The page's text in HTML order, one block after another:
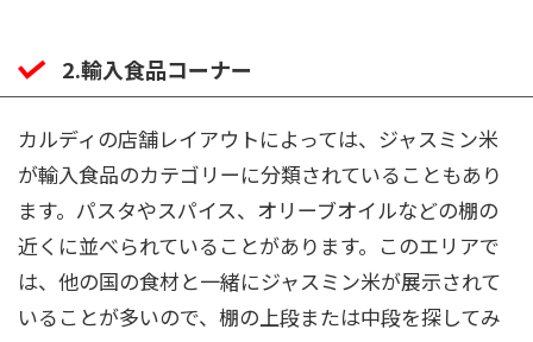
2.輸入食品コーナー
カルディの店舗レイアウトによっては、ジャスミン米
が輸入食品のカテゴリーに分類されていることもあり
ます。パスタやスパイス、オリーブオイルなどの棚の
近くに並べられていることがあります。このエリアで
は、他の国の食材と一緒にジャスミン米が展示されて
いることが多いので、棚の上段または中段を探してみ